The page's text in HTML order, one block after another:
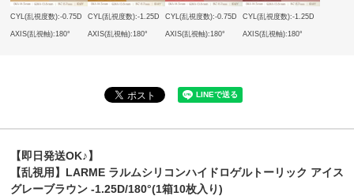
CYL(乱視度数):-0.75D
AXIS(乱視軸):180°
CYL(乱視度数):-1.25D
AXIS(乱視軸):180°
CYL(乱視度数):-0.75D
AXIS(乱視軸):180°
CYL(乱視度数):-1.25D
AXIS(乱視軸):180°
【即日発送OK♪】
【乱視用】LARME ラルムシリコンハイドロゲルトーリック アイス
グレーブラウン -1.25D/180°(1箱10枚入り)